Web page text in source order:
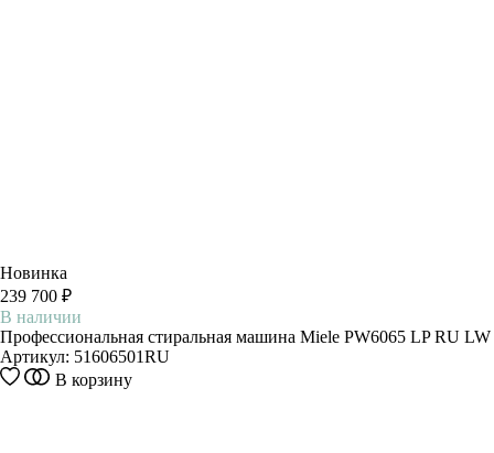
Новинка
239 700 ₽
В наличии
Профессиональная стиральная машина Miele PW6065 LP RU LW
Артикул: 51606501RU
В корзину